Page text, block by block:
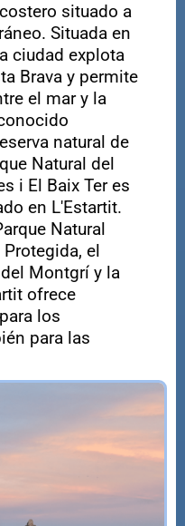
situado a
Situada en
ciudad explota
Brava y permite
el mar y la
natural de
Natural del
i El Baix Ter es
en L'Estartit.
Natural
el
Montgrí y la
ofrece
los
para las